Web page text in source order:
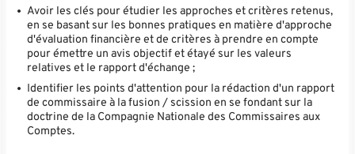
Avoir les clés pour étudier les approches et critères retenus,
en se basant sur les bonnes pratiques en matière d'approche
d'évaluation financière et de critères à prendre en compte
pour émettre un avis objectif et étayé sur les valeurs
relatives et le rapport d'échange ;
Identifier les points d'attention pour la rédaction d'un rapport
de commissaire à la fusion / scission en se fondant sur la
doctrine de la Compagnie Nationale des Commissaires aux
Comptes.